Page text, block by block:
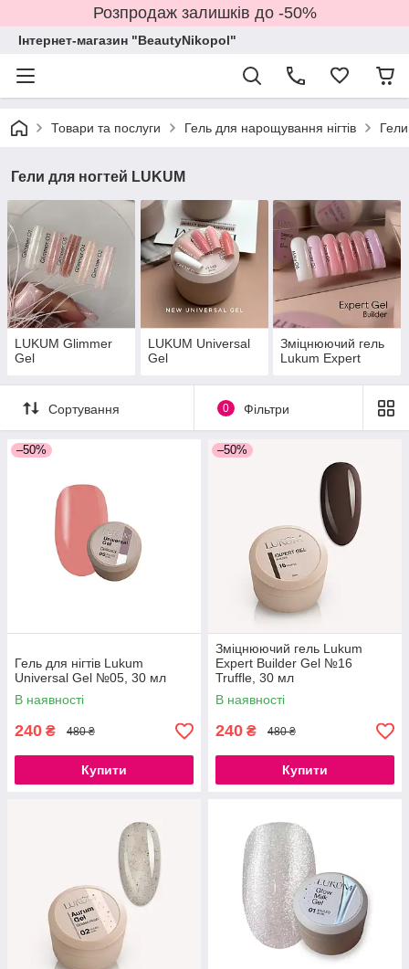
Розпродаж залишків до -50%
Інтернет-магазин "BeautyNikopol"
Товари та послуги Гель для нарощування нігтів
Гели для ногтей LUKUM
LUKUM Glimmer
Gel
LUKUM Universal
Gel
Зміцнюючий гель
Lukum Expert
Сортування 0 Фільтри
–50%
Гель для нігтів Lukum
Universal Gel №05, 30 мл
В наявності
240 ₴ 480 ₴
Купити
–50%
Зміцнюючий гель Lukum
Expert Builder Gel №16
Truffle, 30 мл
В наявності
240 ₴ 480 ₴
Купити